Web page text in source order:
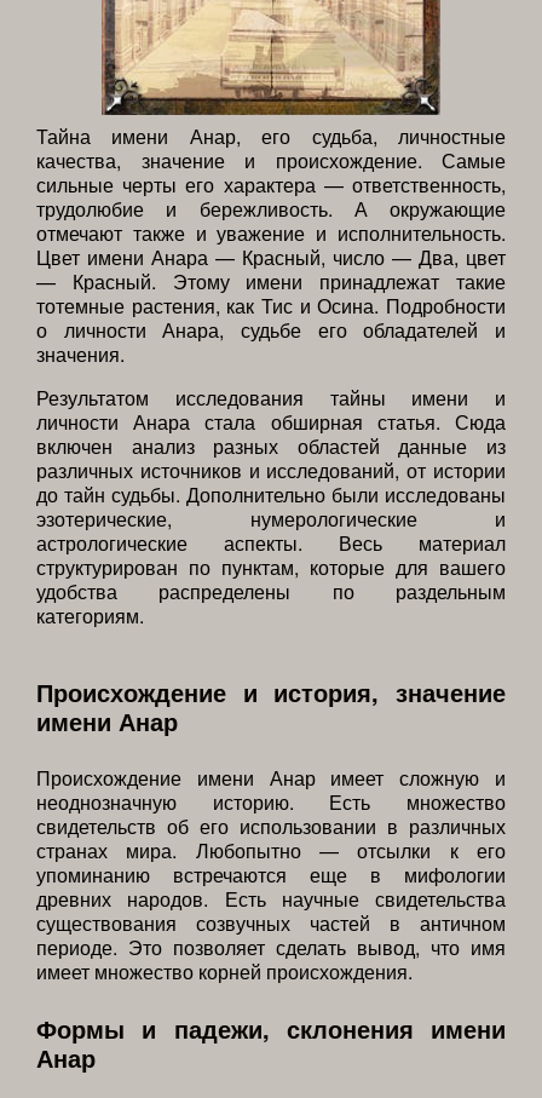
Тайна имени Анар, его судьба, личностные
качества, значение и происхождение. Самые
сильные черты его характера — ответственность,
трудолюбие и бережливость. А окружающие
отмечают также и уважение и исполнительность.
Цвет имени Анара — Красный, число — Два, цвет
— Красный. Этому имени принадлежат такие
тотемные растения, как Тис и Осина. Подробности
о личности Анара, судьбе его обладателей и
значения.
Результатом исследования тайны имени и
личности Анара стала обширная статья. Сюда
включен анализ разных областей данные из
различных источников и исследований, от истории
до тайн судьбы. Дополнительно были исследованы
эзотерические, нумерологические и
астрологические аспекты. Весь материал
структурирован по пунктам, которые для вашего
удобства распределены по раздельным
категориям.
Происхождение и история, значение
имени Анар
Происхождение имени Анар имеет сложную и
неоднозначную историю. Есть множество
свидетельств об его использовании в различных
странах мира. Любопытно — отсылки к его
упоминанию встречаются еще в мифологии
древних народов. Есть научные свидетельства
существования созвучных частей в античном
периоде. Это позволяет сделать вывод, что имя
имеет множество корней происхождения.
Формы и падежи, склонения имени
Анар